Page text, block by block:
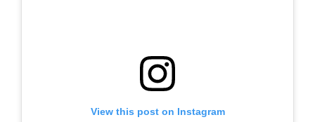
View this post on Instagram